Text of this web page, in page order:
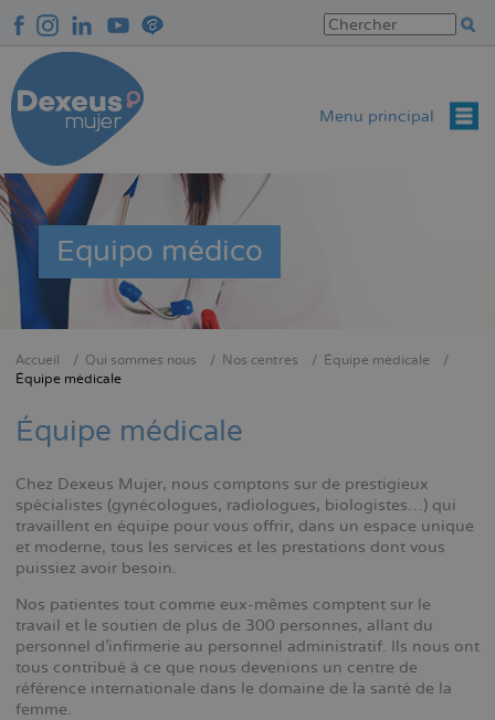
au
contenu
principal
Menu principal
Equipo médico
Fil
Accueil Qui sommes nous Nos centres
Équipe médicale
Équipe médicale
Équipe médicale
Chez Dexeus Mujer, nous comptons sur de prestigieux
spécialistes (gynécologues, radiologues, biologistes…) qui
travaillent en équipe pour vous offrir, dans un espace unique
et moderne, tous les services et les prestations dont vous
puissiez avoir besoin.
Nos patientes tout comme eux-mêmes comptent sur le
travail et le soutien de plus de 300 personnes, allant du
personnel d’infirmerie au personnel administratif. Ils nous ont
tous contribué à ce que nous devenions un centre de
référence internationale dans le domaine de la santé de la
femme.